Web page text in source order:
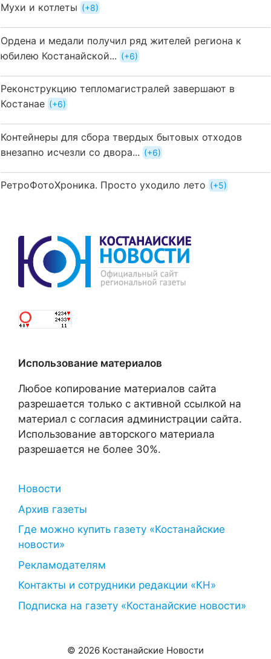
Мухи и котлеты +8
Ордена и медали получил ряд жителей региона к
юбилею Костанайской...
+6
Реконструкцию тепломагистралей завершают в
Костанае
+6
Контейнеры для сбора твердых бытовых отходов
внезапно исчезли со двора...
+6
РетроФотоХроника. Просто уходило лето +5
Использование материалов
Любое копирование материалов сайта
разрешается только с активной ссылкой на
материал с согласия администрации сайта.
Использование авторского материала
разрешается не более 30%.
Новости
Архив газеты
Где можно купить газету «Костанайские
новости»
Рекламодателям
Контакты и сотрудники редакции «КН»
Подписка на газету «Костанайские новости»
© 2026 Костанайские Новости